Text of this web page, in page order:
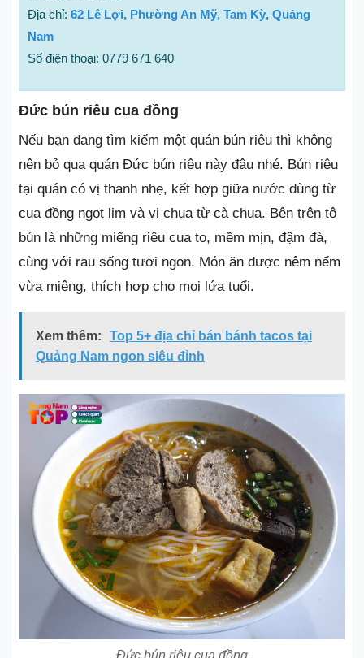
Địa chỉ: 62 Lê Lợi, Phường An Mỹ, Tam Kỳ, Quảng
Nam
Số điện thoại: 0779 671 640
Đức bún riêu cua đồng
Nếu bạn đang tìm kiếm một quán bún riêu thì không
nên bỏ qua quán Đức bún riêu này đâu nhé. Bún riêu
tại quán có vị thanh nhẹ, kết hợp giữa nước dùng từ
cua đồng ngọt lịm và vị chua từ cà chua. Bên trên tô
bún là những miếng riêu cua to, mềm mịn, đậm đà,
cùng với rau sống tươi ngon. Món ăn được nêm nếm
vừa miệng, thích hợp cho mọi lứa tuổi.
Xem thêm:
Top 5+ địa chỉ bán bánh tacos tại
Quảng Nam ngon siêu đỉnh
Đức bún riêu cua đồng